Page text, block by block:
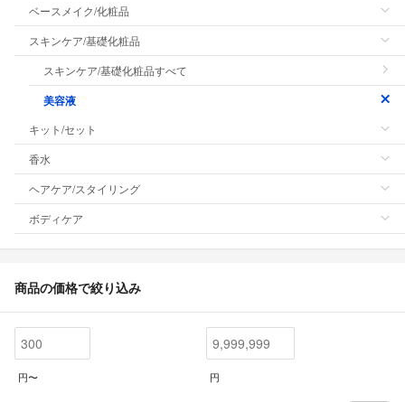
ベースメイク/化粧品
スキンケア/基礎化粧品
スキンケア/基礎化粧品すべて
美容液
キット/セット
香水
ヘアケア/スタイリング
ボディケア
商品の価格で絞り込み
円〜 円